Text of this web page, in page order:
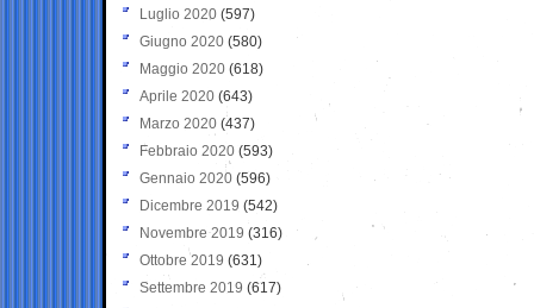
Luglio 2020 (597)
Giugno 2020 (580)
Maggio 2020 (618)
Aprile 2020 (643)
Marzo 2020 (437)
Febbraio 2020 (593)
Gennaio 2020 (596)
Dicembre 2019 (542)
Novembre 2019 (316)
Ottobre 2019 (631)
Settembre 2019 (617)